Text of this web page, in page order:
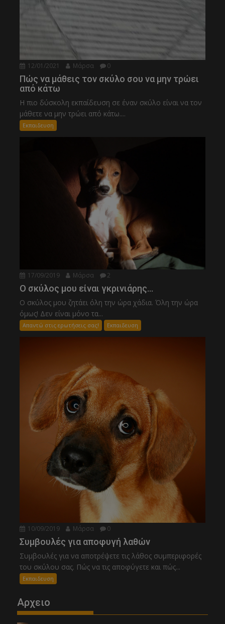
12/01/2021 Μάρσα 0
Πώς να μάθεις τον σκύλο σου να μην τρώει
από κάτω
Η πιο δύσκολη εκπαίδευση σε έναν σκύλο είναι να τον
μάθετε να μην τρώει από κάτω....
Εκπαιδευση
17/09/2019 Μάρσα 2
Ο σκύλος μου είναι γκρινιάρης…
Ο σκύλος μου ζητάει όλη την ώρα χάδια. Όλη την ώρα
όμως! Δεν είναι μόνο τα...
Απαντώ στις ερωτήσεις σας! Εκπαιδευση
10/09/2019 Μάρσα 0
Συμβουλές για αποφυγή λαθών
Συμβουλές για να αποτρέψετε τις λάθος συμπεριφορές
του σκύλου σας. Πώς να τις αποφύγετε και πώς...
Εκπαιδευση
Αρχειο